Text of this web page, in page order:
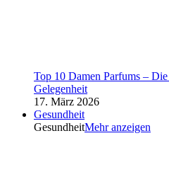
Top 10 Damen Parfums –
Gelegenheit
17. März 2026
Gesundheit
GesundheitMehr anzeigen